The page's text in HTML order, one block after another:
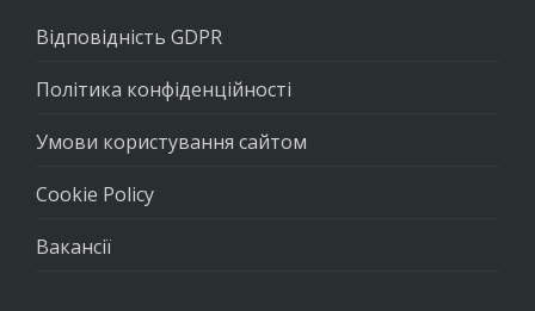
Відповідність GDPR
Політика конфіденційності
Умови користування сайтом
Cookie Policy
Вакансії